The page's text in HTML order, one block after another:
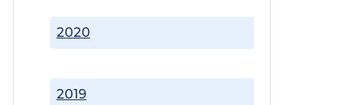
2019
2020